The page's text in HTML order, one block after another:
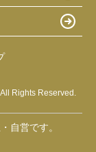
Rights Reserved.
自営です。